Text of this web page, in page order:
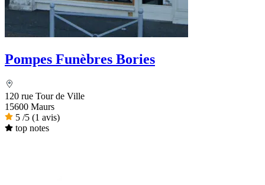
Pompes Funèbres Bories
120 rue Tour de Ville
15600 Maurs
5 /5 (1 avis)
top notes